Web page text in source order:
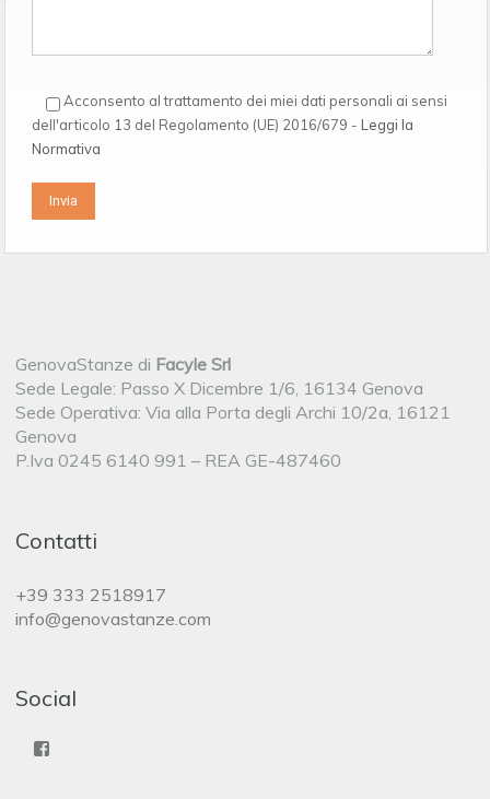
Acconsento al trattamento dei miei dati personali ai sensi
dell'articolo 13 del Regolamento (UE) 2016/679 - Leggi la
Normativa
GenovaStanze di Facyle Srl
Sede Legale: Passo X Dicembre 1/6, 16134 Genova
Sede Operativa: Via alla Porta degli Archi 10/2a, 16121
Genova
P.Iva 0245 6140 991 – REA GE-487460
Contatti
+39 333 2518917
info@genovastanze.com
Social